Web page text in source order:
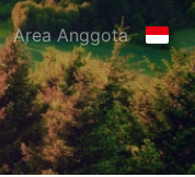
Area Anggota